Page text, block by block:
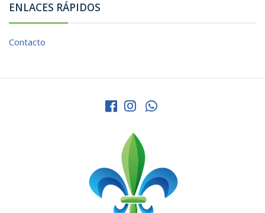
ENLACES RÁPIDOS
Contacto